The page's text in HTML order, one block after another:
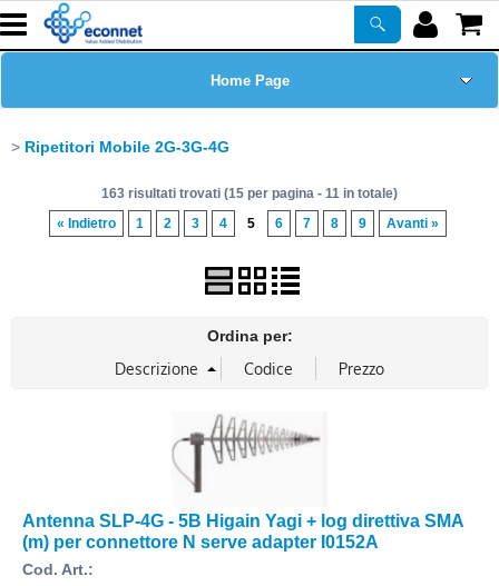
Home Page
Prodotti
Certificazioni
Newsletter
PROMO ATTIVE
Ripetitori Mobile 2G-3G-4G
163 risultati trovati (15 per pagina - 11 in totale)
« Indietro
1 2 3 4 5 6 7 8 9 Avanti »
Ordina per:
Antenna SLP-4G - 5B Higain Yagi + log direttiva SMA
(m) per connettore N serve adapter I0152A
Cod. Art.: